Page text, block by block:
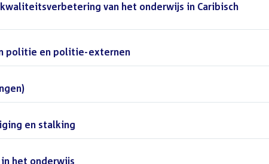
van het onderwijs in Caribisch
politie en politie-externen
en stalking
het onderwijs